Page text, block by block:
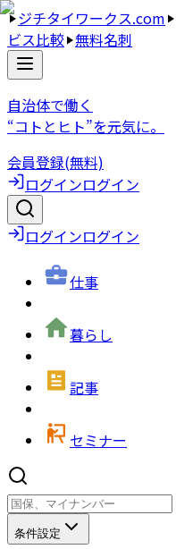
ジチタイワークス.com
ビス比較 無料名刺
自治体で働く
“コトとヒト”を元気に。
会員登録(無料)
ログインログイン
ログインログイン
仕事
暮らし
記事
セミナー
条件設定